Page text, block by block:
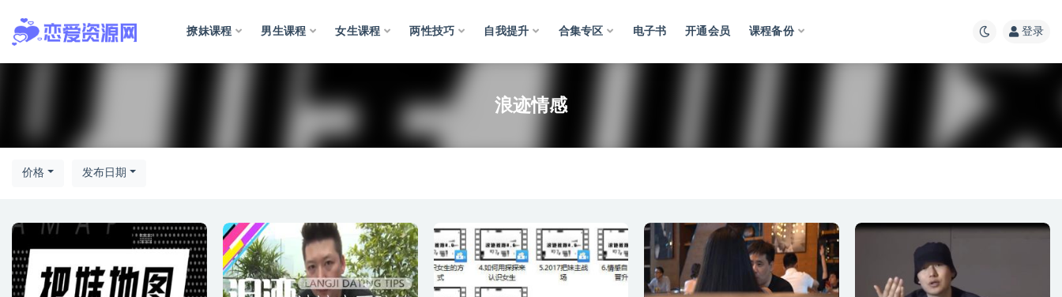
撩妹课程 男生课程 女生课程 两性技巧 自我提升 合集专区 电子书 开通会员 课程备份 登录
浪迹情感
价格 发布日期